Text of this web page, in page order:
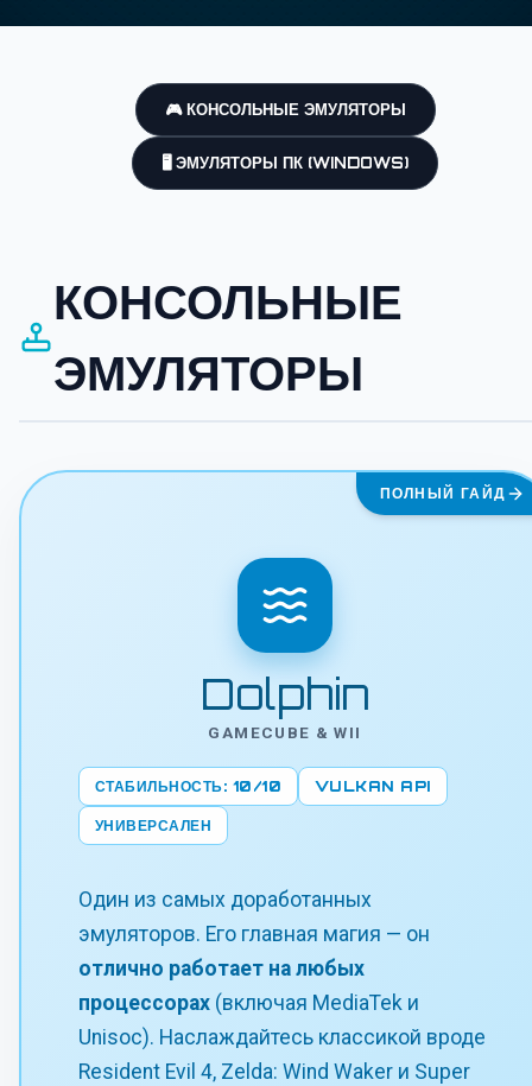
🎮 КОНСОЛЬНЫЕ ЭМУЛЯТОРЫ
🖥️ ЭМУЛЯТОРЫ ПК (WINDOWS)
КОНСОЛЬНЫЕ
ЭМУЛЯТОРЫ
ПОЛНЫЙ ГАЙД
Dolphin
GAMECUBE & WII
СТАБИЛЬНОСТЬ: 10/10 VULKAN API
УНИВЕРСАЛЕН
Один из самых доработанных
эмуляторов. Его главная магия — он
отлично работает на любых
процессорах (включая MediaTek и
Unisoc). Наслаждайтесь классикой вроде
Resident Evil 4, Zelda: Wind Waker и Super